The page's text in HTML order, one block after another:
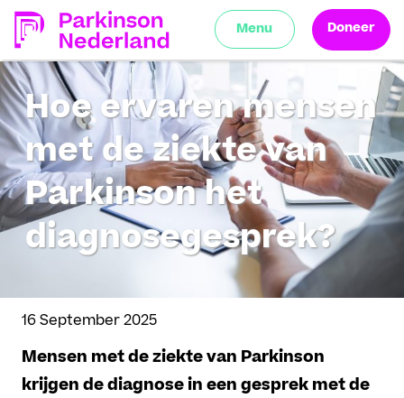
Menu Doneer
Hoe ervaren mensen
met de ziekte van
Parkinson het
diagnosegesprek?
16 September 2025
Mensen met de ziekte van Parkinson
krijgen de diagnose in een gesprek met de